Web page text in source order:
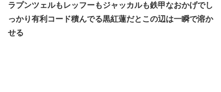
ラプンツェルもレッフーもジャッカルも鉄甲なおかげでし
っかり有利コード積んでる黒紅蓮だとこの辺は一瞬で溶か
せる